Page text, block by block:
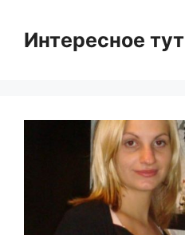
contentИнтересное тут